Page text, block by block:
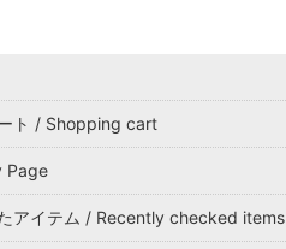
ト / Shopping cart
Page
アイテム / Recently checked items